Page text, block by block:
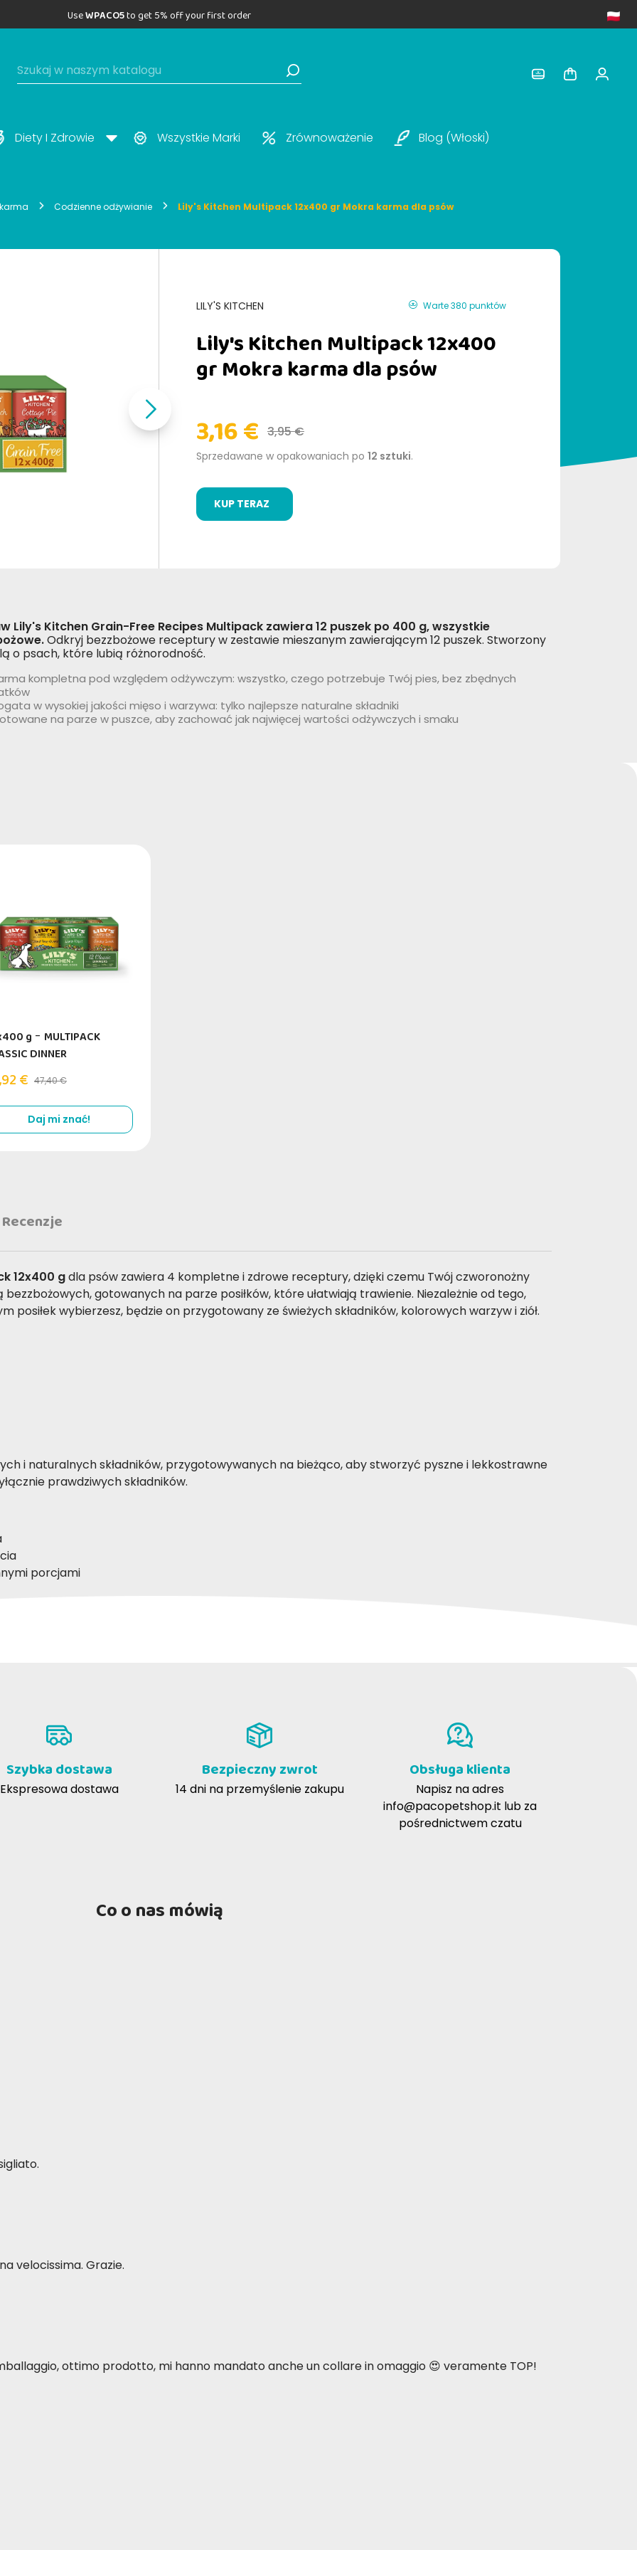
UseWPACO5to get 5% off your first order
Diety I Zdrowie Wszystkie Marki Zrównoważenie Blog (włoski)
Codzienne odżywianie Lily's Kitchen Multipack 12x400 gr Mokra karma dla psów
LILY'S KITCHEN Warte 380 punktów
Lily's Kitchen Multipack 12x400
gr Mokra karma dla psów
3,16 € 3,95 €
Sprzedawane w opakowaniach po 12 sztuki.
KUP TERAZ
Lily's Kitchen Grain-Free Recipes Multipack zawiera 12 puszek po 400 g, wszystkie
Odkryj bezzbożowe receptury w zestawie mieszanym zawierającym 12 puszek. Stworzony
o psach, które lubią różnorodność.
kompletna pod względem odżywczym: wszystko, czego potrzebuje Twój pies, bez zbędnych
w wysokiej jakości mięso i warzywa: tylko najlepsze naturalne składniki
na parze w puszce, aby zachować jak najwięcej wartości odżywczych i smaku
g - MULTIPACK
DINNER
€ 47,40 €
Daj mi znać!
Recenzje
12x400 gdla psów zawiera 4 kompletne i zdrowe receptury, dzięki czemu Twój czworonożny
gotowanych na parze posiłków, które ułatwiają trawienie. Niezależnie od tego,
wybierzesz, będzie on przygotowany ze świeżych składników, kolorowych warzyw i ziół.
i naturalnych składników, przygotowywanych na bieżąco, aby stworzyć pyszne i lekkostrawne
prawdziwych składników.
porcjami
Szybka dostawa
Ekspresowa dostawa
Bezpieczny zwrot
14 dni na przemyślenie zakupu
Obsługa klienta
Napisz na adres
info@pacopetshop.it lub za
pośrednictwem czatu
Co o nas mówią
velocissima. Grazie.
ottimo prodotto, mi hanno mandato anche un collare in omaggio 😍 veramente TOP!